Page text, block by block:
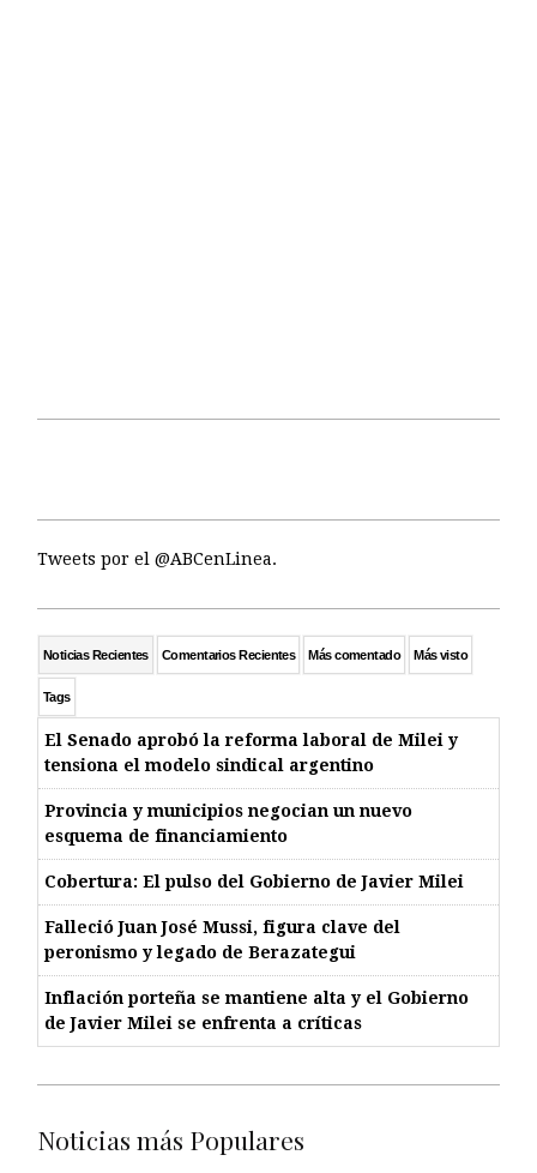
Tweets por el @ABCenLinea.
Noticias Recientes Comentarios Recientes Más comentado Más visto
Tags
El Senado aprobó la reforma laboral de Milei y
tensiona el modelo sindical argentino
Provincia y municipios negocian un nuevo
esquema de financiamiento
Cobertura: El pulso del Gobierno de Javier Milei
Falleció Juan José Mussi, figura clave del
peronismo y legado de Berazategui
Inflación porteña se mantiene alta y el Gobierno
de Javier Milei se enfrenta a críticas
Noticias más Populares